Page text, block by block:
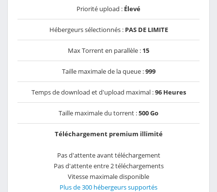
Priorité upload : Élevé
Hébergeurs sélectionnés : PAS DE LIMITE
Max Torrent en parallèle : 15
Taille maximale de la queue :999
Temps de download et d'upload maximal :96 Heures
Taille maximale du torrent :500 Go
Téléchargement premium illimité
Pas d'attente avant téléchargement
Pas d'attente entre 2 téléchargements
Vitesse maximale disponible
Plus de 300 hébergeurs supportés